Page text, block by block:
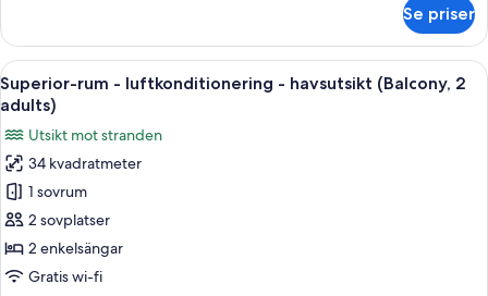
dubbelrum
luftkonditionering
-
havsutsikt
(Balcony,1
adult)
Se priser
Öppna
alla
foton
för
Superior-
rum
-
luftkonditionering
-
Ett modernt hotellrum med en stor
17
Superior-rum - luftkonditionering - havsutsikt (Balcony, 2
adults)
Utsikt mot stranden
34 kvadratmeter
1 sovrum
2 sovplatser
2 enkelsängar
Gratis wi-fi